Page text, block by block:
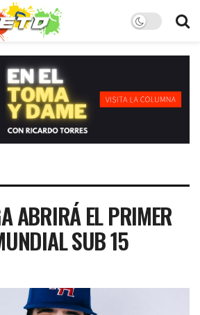
ABRIRÁ EL PRIMER
SUB 15